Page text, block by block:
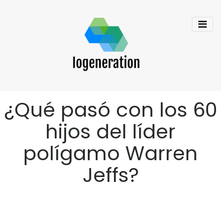
¿Qué pasó con los 60
hijos del líder
polígamo Warren
Jeffs?